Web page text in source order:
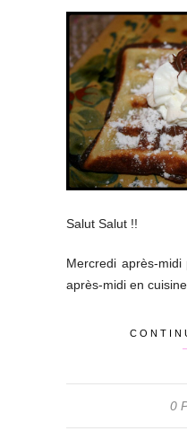
Salut Salut !!
Mercredi après-
après-midi en cuisine
0